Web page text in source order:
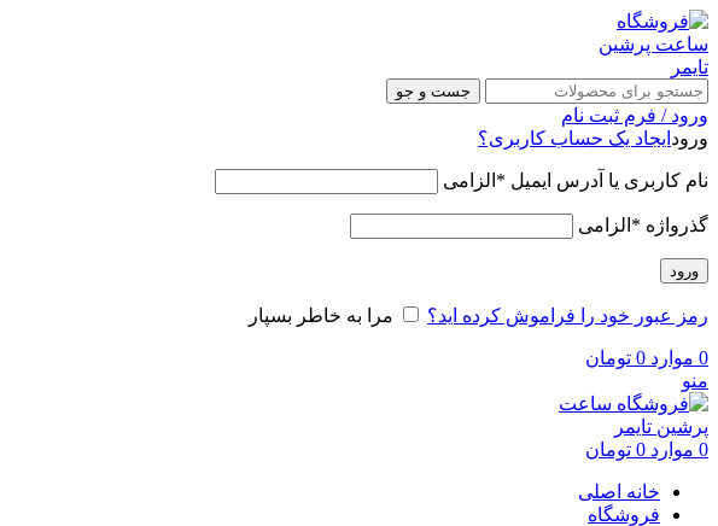
جست و جو
ورود / فرم ثبت نام
ورود ایجاد یک حساب کاربری؟
نام کاربری یا آدرس ایمیل * الزامی
گذرواژه * الزامی
ورود
رمز عبور خود را فراموش کرده اید؟ مرا به خاطر بسپار
0 موارد 0 تومان
منو
0 موارد 0 تومان
خانه اصلی
فروشگاه